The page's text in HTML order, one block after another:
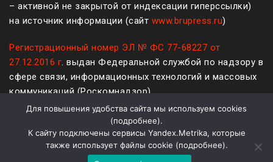
– активной не закрытой от индексации гиперссылки)
на источник информации (сайт www.brupress.ru)
Регистрационный номер ЭЛ № ФС 77-68227 от
27.12.2016 г. выдан Федеральной службой по надзору в
сфере связи, информационных технологий и массовых
коммуникаций (Роскомнадзор)
Политика конфиденциальности и защиты информации
Для повышения удобства сайта мы используем cookies
(подробнее).
К сайту подключены сервисы Yandex.Metrika, которые
также использует файлы cookie (подробнее).